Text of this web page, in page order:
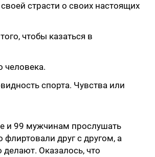
страсти о своих настоящих
чтобы казаться в
человека.
спорта. Чувства или
и 99 мужчинам прослушать
флиртовали друг с другом, а
Оказалось, что